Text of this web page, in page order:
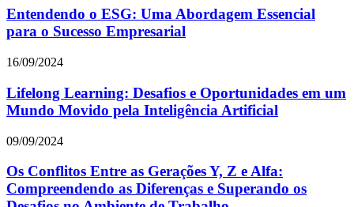
Entendendo o ESG: Uma Abordagem Essencial
para o Sucesso Empresarial
16/09/2024
Lifelong Learning: Desafios e Oportunidades em um
Mundo Movido pela Inteligência Artificial
09/09/2024
Os Conflitos Entre as Gerações Y, Z e Alfa:
Compreendendo as Diferenças e Superando os